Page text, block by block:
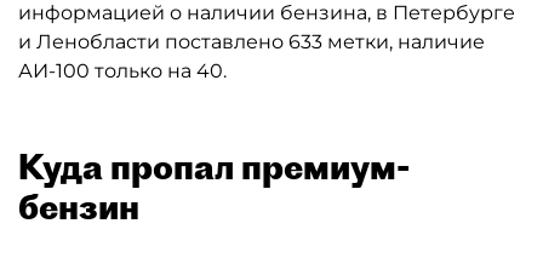
информацией о наличии бензина, в Петербурге
и Ленобласти поставлено 633 метки, наличие
АИ-100 только на 40.
Куда пропал премиум-
бензин